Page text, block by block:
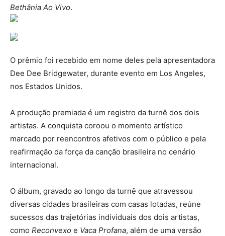
Bethânia Ao Vivo.
O prêmio foi recebido em nome deles pela apresentadora
Dee Dee Bridgewater, durante evento em Los Angeles,
nos Estados Unidos.
A produção premiada é um registro da turnê dos dois
artistas. A conquista coroou o momento artístico
marcado por reencontros afetivos com o público e pela
reafirmação da força da canção brasileira no cenário
internacional.
O álbum, gravado ao longo da turnê que atravessou
diversas cidades brasileiras com casas lotadas, reúne
sucessos das trajetórias individuais dos dois artistas,
como Reconvexo e Vaca Profana, além de uma versão